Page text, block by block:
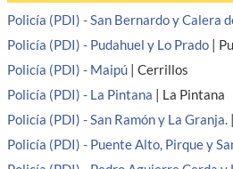
Policía (PDI) - San Bernardo y Calera
Policía (PDI) - Pudahuel y Lo Prado |
Policía (PDI) - Maipú | Cerrillos
Policía (PDI) - La Pintana | La Pintana
Policía (PDI) - San Ramón y La Granja. |
Policía (PDI) - Puente Alto, Pirque y